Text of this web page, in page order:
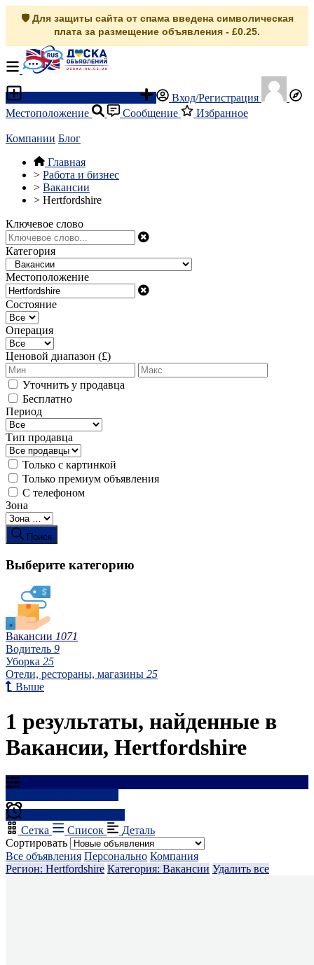
🛡️ Для защиты сайта от спама введена символическая
плата за размещение объявления - £0.25.
Вход/Регистрация
Местоположение
Сообщение Избранное
Компании Блог
Главная
> Работа и бизнес
> Вакансии
> Hertfordshire
Ключевое слово
Категория
Местоположение
Состояние
Операция
Ценовой диапазон (£)
Уточнить у продавца
Бесплатно
Период
Тип продавца
Только с картинкой
Только премиум объявления
С телефоном
Зона
Поиск
Выберите категорию
Вакансии 1071
Водитель 9
Уборка 25
Отели, рестораны, магазины 25
Выше
1 результаты, найденные в
Вакансии, Hertfordshire
Сетка
Список
Деталь
Сортировать
Все объявления Персонально Компания
Регион: Hertfordshire Категория: Вакансии Удалить все